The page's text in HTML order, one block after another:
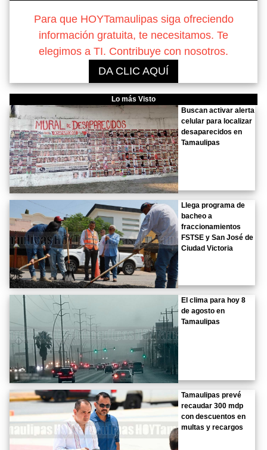
Para que HOYTamaulipas siga ofreciendo
información gratuita, te necesitamos. Te
elegimos a TI. Contribuye con nosotros.
DA CLIC AQUÍ
Lo más Visto
Buscan activar alerta
celular para localizar
desaparecidos en
Tamaulipas
Llega programa de
bacheo a
fraccionamientos
FSTSE y San José de
Ciudad Victoria
El clima para hoy 8
de agosto en
Tamaulipas
Tamaulipas prevé
recaudar 300 mdp
con descuentos en
multas y recargos